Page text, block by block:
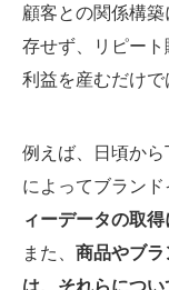
顧客との関係構
存せず、リピー
利益を産むだけで
例えば、日頃か
によってブランド
ィーデータの取
また、 商品やブ
は、それらにつ